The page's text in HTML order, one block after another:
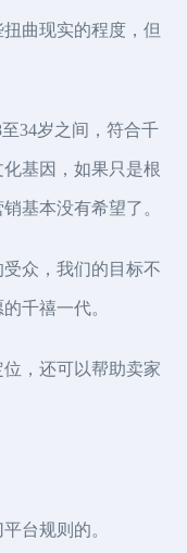
曲现实的程度，但
34岁之间，符合千
基因，如果只是根
基本没有希望了。
众，我们的目标不
千禧一代。
，还可以帮助卖家
台规则的。